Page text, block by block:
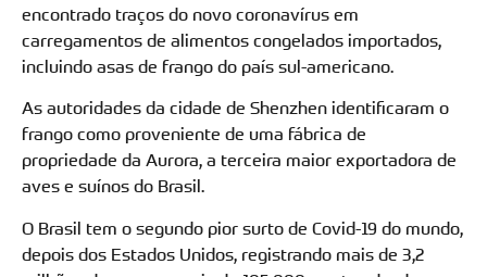
encontrado traços do novo coronavírus em
carregamentos de alimentos congelados importados,
incluindo asas de frango do país sul-americano.
As autoridades da cidade de Shenzhen identificaram o
frango como proveniente de uma fábrica de
propriedade da Aurora, a terceira maior exportadora de
aves e suínos do Brasil.
O Brasil tem o segundo pior surto de Covid-19 do mundo,
depois dos Estados Unidos, registrando mais de 3,2